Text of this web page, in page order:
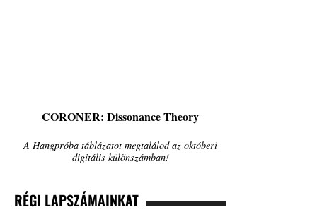
CORONER: Dissonance Theory
A Hangpróba táblázatot megtalálod az októberi
digitális különszámban!
RÉGI LAPSZÁMAINKAT